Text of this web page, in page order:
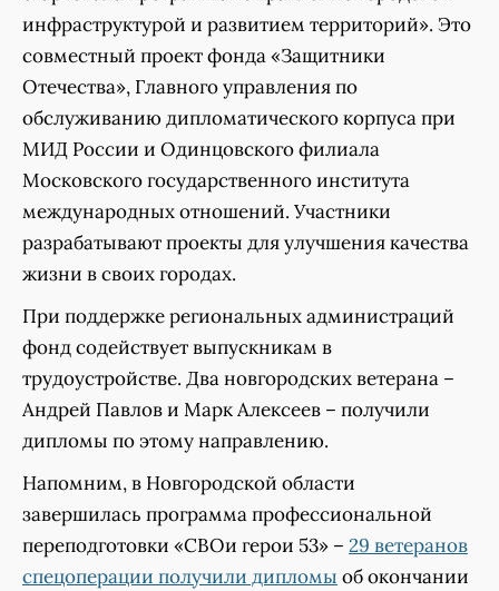
инфраструктурой и развитием территорий». Это
совместный проект фонда «Защитники
Отечества», Главного управления по
обслуживанию дипломатического корпуса при
МИД России и Одинцовского филиала
Московского государственного института
международных отношений. Участники
разрабатывают проекты для улучшения качества
жизни в своих городах.
При поддержке региональных администраций
фонд содействует выпускникам в
трудоустройстве. Два новгородских ветерана –
Андрей Павлов и Марк Алексеев – получили
дипломы по этому направлению.
Напомним, в Новгородской области
завершилась программа профессиональной
переподготовки «СВОи герои 53» – 29 ветеранов
спецоперации получили дипломы об окончании